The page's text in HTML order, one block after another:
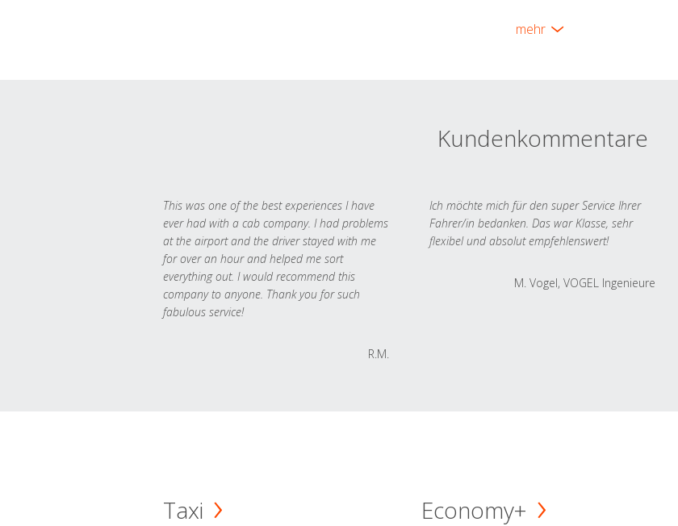
mehr
Kundenkommentare
This was one of the best experiences I have
ever had with a cab company. I had problems
at the airport and the driver stayed with me
for over an hour and helped me sort
everything out. I would recommend this
company to anyone. Thank you for such
fabulous service!
R.M.
Ich möchte mich für den super Service Ihrer
Fahrer/in bedanken. Das war Klasse, sehr
flexibel und absolut empfehlenswert!
M. Vogel, VOGEL Ingenieure
Taxi Economy+